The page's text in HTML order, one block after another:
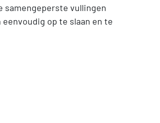
samengeperste vullingen
op te slaan en te